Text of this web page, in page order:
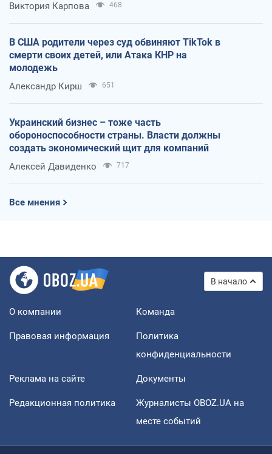
Виктория Карпова 468
В США родители через суд обвиняют TikTok в
смерти своих детей, или Атака КНР на
молодежь
Александр Кирш 651
Украинский бизнес – тоже часть
обороноспособности страны. Власти должны
создать экономический щит для компаний
Алексей Давиденко 717
Все мнения
В начало
О компании Команда
Правовая информация
Политика
конфиденциальности
Реклама на сайте Документы
Редакционная политика
Журналисты OBOZ.UA на
месте событий